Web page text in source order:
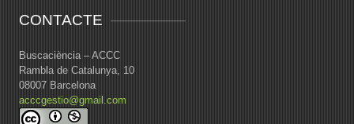
CONTACTE
Buscaciència – ACCC
Rambla de Catalunya, 10
08007 Barcelona
acccgestio@gmail.com